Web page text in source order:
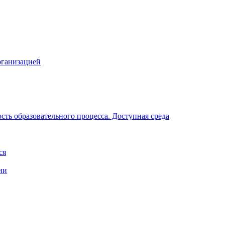
образовательного процесса. Доступная среда